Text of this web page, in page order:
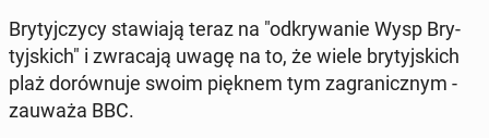
Bry­tyjczy­cy staw­ia­ją teraz na "od­kry­wanie Wysp Bry­
tyjs­kich" i zwraca­ją uwagę na to, że wiele bry­tyjs­kich
plaż dorównu­je swoim pięknem tym za­granicznym -
zauważa BBC.